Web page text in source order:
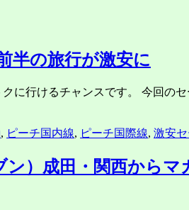
半の旅行が激安に
に行けるチャンスです。 今回の
, ピーチ国内線, ピーチ国際線, 激安
）成田・関西からマ